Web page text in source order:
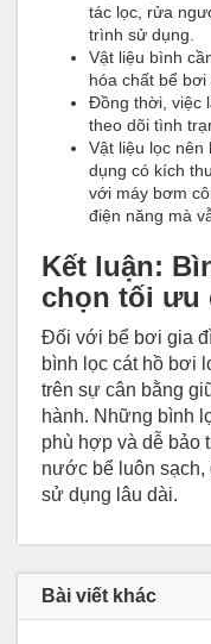
tác lọc, rửa
trình sử dụng.
Vật liệu bình
hóa chất bể bơi
Đồng thời, việc
theo dõi tình
Vật liệu lọc nên
dụng có kích
với máy bơm
điện năng mà
Kết luận:
chọn tối ưu
Đối với bể bơi gia
bình lọc cát hồ bơi
trên sự cân bằng
hành. Những bình
phù hợp và dễ bảo
nước bể luôn sạch,
sử dụng lâu dài.
Bài viết khác